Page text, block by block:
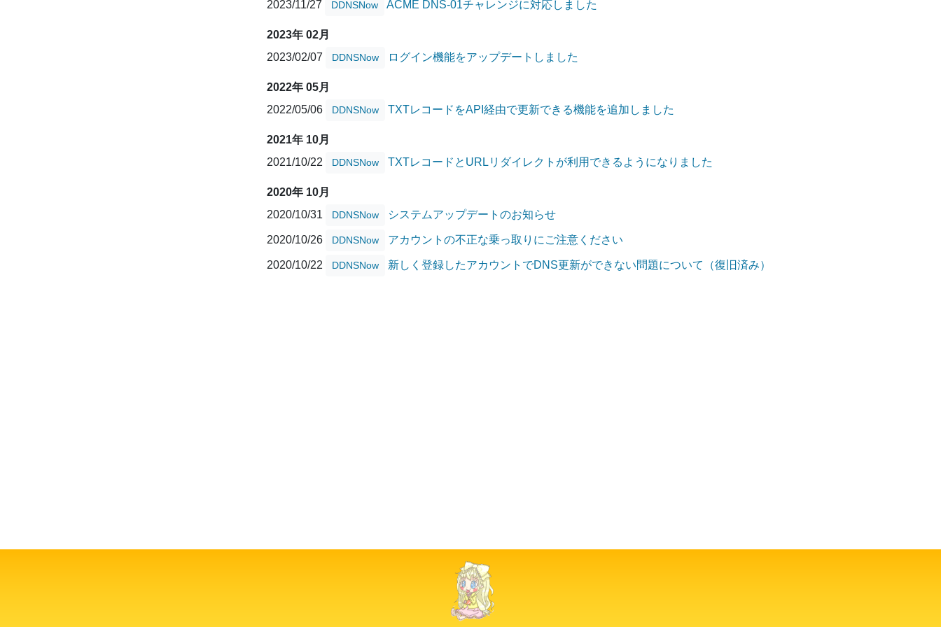
2023/11/27 DDNSNow ACME DNS-01チャレンジに対応しました
2023年 02月
2023/02/07
DDNSNow ログイン機能をアップデートしました
2022年 05月
2022/05/06
DDNSNow TXTレコードをAPI経由で更新できる機能を追加しました
2021年 10月
2021/10/22
DDNSNow TXTレコードとURLリダイレクトが利用できるようになりました
2020年 10月
2020/10/31
DDNSNow システムアップデートのお知らせ
2020/10/26 DDNSNow アカウントの不正な乗っ取りにご注意ください
2020/10/22 DDNSNow 新しく登録したアカウントでDNS更新ができない問題について（復旧済み）